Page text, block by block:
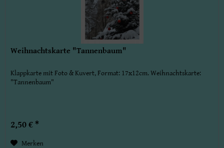
Weihnachtskarte "Tannenbaum"
Klappkarte mit Foto & Kuvert, Format: 17x12cm. Weihnachtskarte:
"Tannenbaum"
2,50 € *
Merken